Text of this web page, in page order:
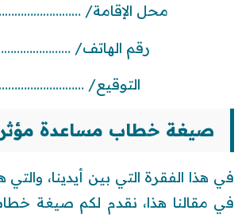
محل الإقامة/
رقم الهاتف/
التوقيع/
صيغة خطاب مساعدة مؤثر
في هذا الفقرة التي بين أيدينا، والتي
في مقالنا هذا، نقدم لكم صيغة